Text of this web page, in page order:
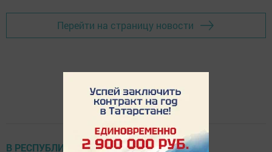
Перейти на страницу новости
В РЕСПУБЛИКЕ